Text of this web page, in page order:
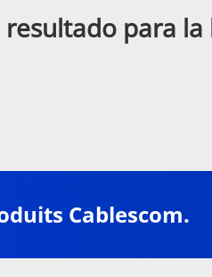
para
Cablescom.